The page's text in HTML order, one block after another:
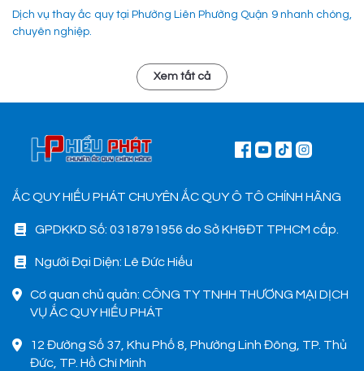
Dịch vụ thay ắc quy tại Phường Liên Phường Quận 9 nhanh chóng,
chuyên nghiệp.
Xem tất cả
ẮC QUY HIẾU PHÁT CHUYÊN ẮC QUY Ô TÔ CHÍNH HÃNG
GPDKKD Số: 0318791956 do Sở KH&ĐT TPHCM cấp.
Người Đại Diện: Lê Đức Hiếu
Cơ quan chủ quản: CÔNG TY TNHH THƯƠNG MẠI DỊCH
VỤ ẮC QUY HIẾU PHÁT
12 Đường Số 37, Khu Phố 8, Phường Linh Đông, TP. Thủ
Đức, TP. Hồ Chí Minh